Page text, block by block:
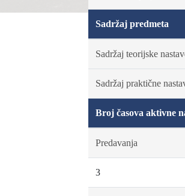
Sadržaj predmeta
Sadržaj teorijske
Sadržaj praktične
Broj časova aktivne
Predavanja
3